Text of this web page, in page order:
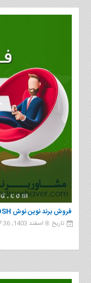
فروش برند نوین نوش NOVIN NOOSH
تاریخ :8 اسفند 1403, 07:36